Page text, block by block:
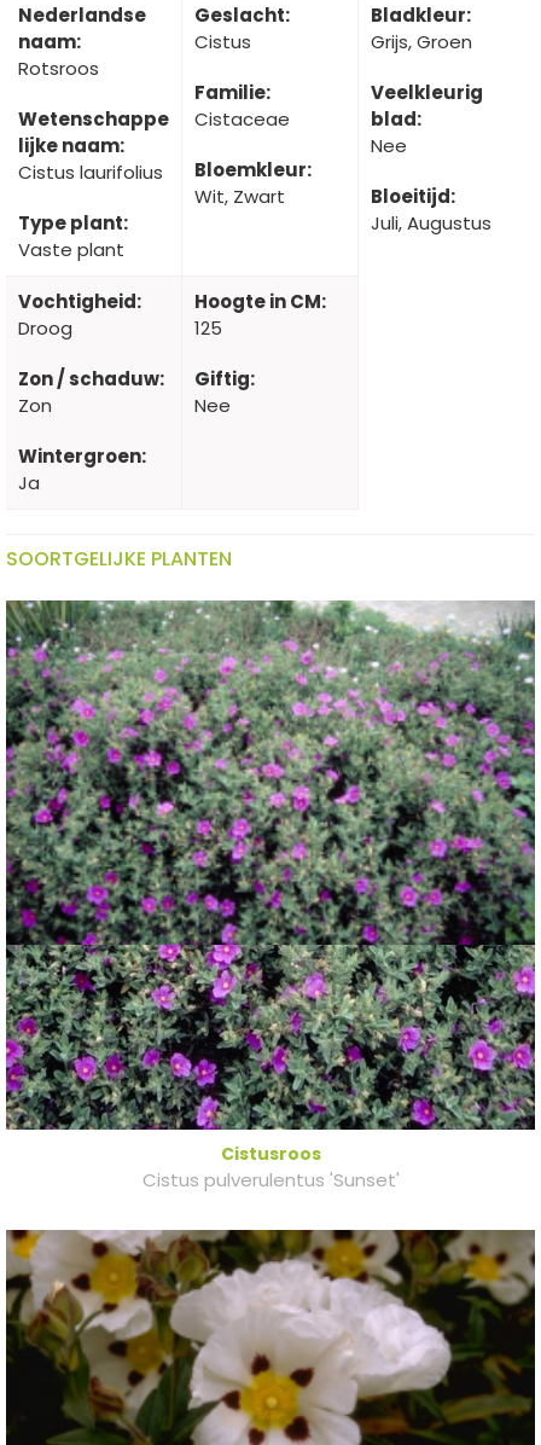
Nederlandse
naam:
Rotsroos
Wetenschappe
lijke naam:
Cistus laurifolius
Type plant:
Vaste plant
Geslacht:
Cistus
Familie:
Cistaceae
Bloemkleur:
Wit, Zwart
Bladkleur:
Grijs, Groen
Veelkleurig
blad:
Nee
Bloeitijd:
Juli, Augustus
Vochtigheid:
Droog
Zon / schaduw:
Zon
Wintergroen:
Ja
Hoogte in CM:
125
Giftig:
Nee
SOORTGELIJKE PLANTEN
Cistusroos
Cistus pulverulentus 'Sunset'